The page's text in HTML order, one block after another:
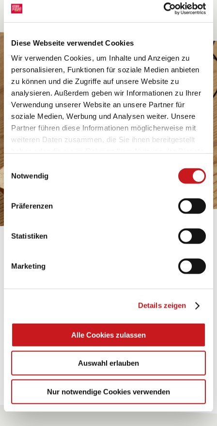
Diese Webseite verwendet Cookies
Wir verwenden Cookies, um Inhalte und Anzeigen zu
personalisieren, Funktionen für soziale Medien anbieten
zu können und die Zugriffe auf unsere Website zu
analysieren. Außerdem geben wir Informationen zu Ihrer
Verwendung unserer Website an unsere Partner für
soziale Medien, Werbung und Analysen weiter. Unsere
Partner führen diese Informationen möglicherweise mit
weiteren Daten zusammen, die Sie ihnen bereitgestellt
Datenschutzhinweisen
mehr darüber, wer wir sind, wie
personenbezogene Daten verarbeiten. Hier geht’s zum
Impressum.
Einwilligungsauswahl
Notwendig
Präferenzen
Statistiken
Marketing
Details zeigen
Alle Cookies zulassen
Auswahl erlauben
Nur notwendige Cookies verwenden
Glänzende Ideen mit wasserfestem Papier. Perfekt zu
Zum Tipp